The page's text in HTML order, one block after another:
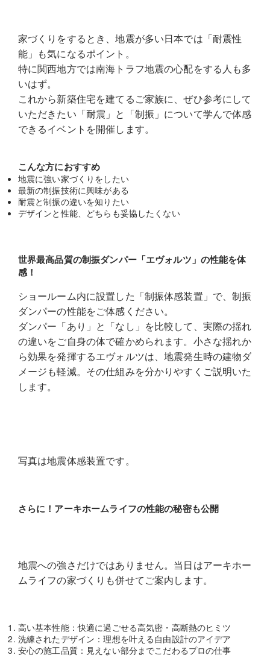
家づくりをするとき、地震が多い日本では「耐震性
能」も気になるポイント。
特に関西地方では南海トラフ地震の心配をする人も多
いはず。
これから新築住宅を建てるご家族に、ぜひ参考にして
いただきたい「耐震」と「制振」について学んで体感
できるイベントを開催します。
こんな方におすすめ
地震に強い家づくりをしたい
最新の制振技術に興味がある
耐震と制振の違いを知りたい
デザインと性能、どちらも妥協したくない
世界最高品質の制振ダンパー「エヴォルツ」の性能を体
感！
ショールーム内に設置した「制振体感装置」で、制振
ダンパーの性能をご体感ください。
ダンパー「あり」と「なし」を比較して、実際の揺れ
の違いをご自身の体で確かめられます。小さな揺れか
ら効果を発揮するエヴォルツは、地震発生時の建物ダ
メージも軽減。その仕組みを分かりやすくご説明いた
します。
写真は地震体感装置です。
さらに！アーキホームライフの性能の秘密も公開
地震への強さだけではありません。当日はアーキホー
ムライフの家づくりも併せてご案内します。
高い基本性能：快適に過ごせる高気密・高断熱のヒミツ
洗練されたデザイン：理想を叶える自由設計のアイデア
安心の施工品質：見えない部分までこだわるプロの仕事